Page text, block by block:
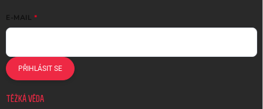
E-MAIL
PŘIHLÁSIT SE
TĚŽKÁ VĚDA